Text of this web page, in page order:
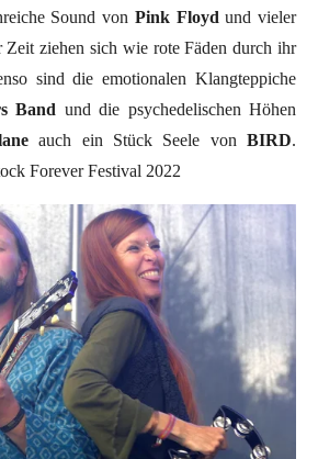
Sound von Pink Floyd und vieler
Zeit ziehen sich wie rote Fäden durch ihr
sind die emotionalen Klangteppiche
Band und die psychedelischen Höhen
auch ein Stück Seele von BIRD.
Forever Festival 2022